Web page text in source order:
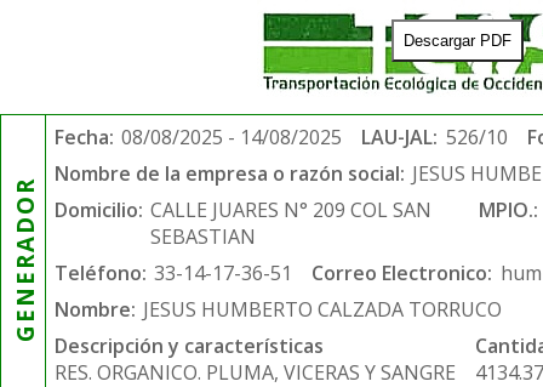
Descargar PDF
GENERADOR
Fecha: 08/08/2025 - 14/08/2025 LAU-JAL: 526/10
Nombre de la empresa o razón social: JESUS
Domicilio: CALLE JUARES N° 209 COL SAN
SEBASTIAN
MPIO.:
Teléfono: 33-14-17-36-51 Correo Electronico:
Nombre: JESUS HUMBERTO CALZADA TORRUCO
Descripción y características
RES. ORGANICO. PLUMA, VICERAS Y SANGRE
4134.37